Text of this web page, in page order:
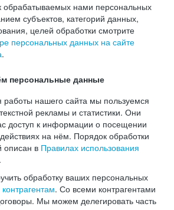
обрабатываемых нами персональных
субъектов, категорий данных,
целей обработки смотрите
персональных данных на сайте
.
персональные данные
нашего сайта мы пользуемся
рекламы и статистики. Они
доступ к информации о посещении
на нём. Порядок обработки
описан в Правилах использования
.
обработку ваших персональных
. Со всеми контрагентами
Мы можем делегировать часть